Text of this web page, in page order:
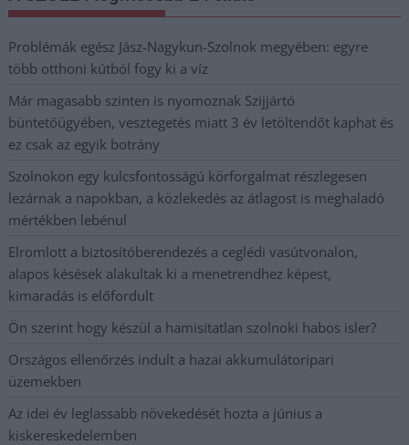
Problémák egész Jász-Nagykun-Szolnok megyében: egyre
több otthoni kútból fogy ki a víz
Már magasabb szinten is nyomoznak Szijjártó
büntetőügyében, vesztegetés miatt 3 év letöltendőt kaphat és
ez csak az egyik botrány
Szolnokon egy kulcsfontosságú körforgalmat részlegesen
lezárnak a napokban, a közlekedés az átlagost is meghaladó
mértékben lebénul
Elromlott a biztosítóberendezés a ceglédi vasútvonalon,
alapos késések alakultak ki a menetrendhez képest,
kimaradás is előfordult
Ön szerint hogy készül a hamisítatlan szolnoki habos isler?
Országos ellenőrzés indult a hazai akkumulátoripari
üzemekben
Az idei év leglassabb növekedését hozta a június a
kiskereskedelemben